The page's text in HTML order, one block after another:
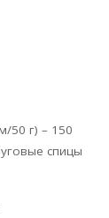
50 г) – 150
спицы